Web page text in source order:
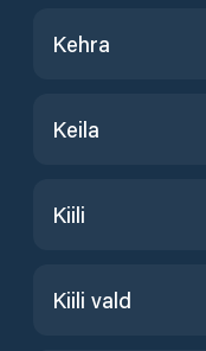
Kehra
Keila
Kiili
Kiili vald